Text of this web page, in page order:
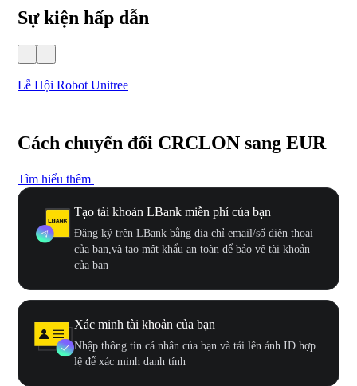
Sự kiện hấp dẫn
Lễ Hội Robot Unitree
Cách chuyển đổi CRCLON sang EUR
Tìm hiểu thêm
Tạo tài khoản LBank miễn phí của bạn
Đăng ký trên LBank bằng địa chỉ email/số điện thoại
của bạn,và tạo mật khẩu an toàn để bảo vệ tài khoản
của bạn
Xác minh tài khoản của bạn
Nhập thông tin cá nhân của bạn và tải lên ảnh ID hợp
lệ để xác minh danh tính